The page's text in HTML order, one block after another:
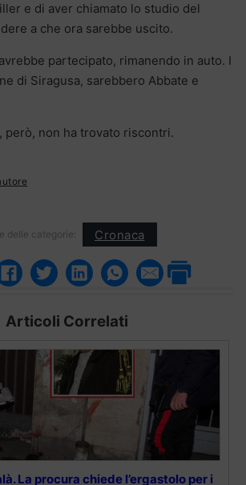
e di aver chiamato lo studio del
a che ora sarebbe uscito.
partecipato, rimanendo in auto. I
di Siragusa, sarebbero Abbate e
però, non ha trovato riscontri.
delle categorie: Cronaca
Articoli Correlati
La procura chiede l’ergastolo per i